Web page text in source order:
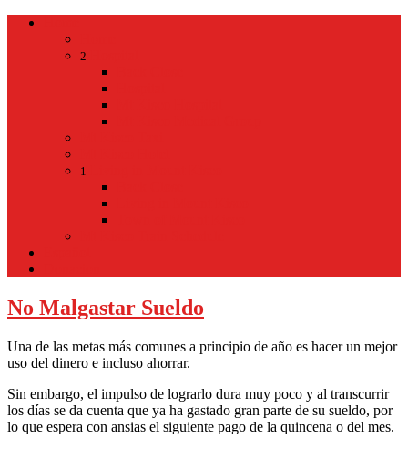
2
1
No Malgastar Sueldo
Una de las metas más comunes a principio de año es hacer un mejor
uso del dinero e incluso ahorrar.
Sin embargo, el impulso de lograrlo dura muy poco y al transcurrir
los días se da cuenta que ya ha gastado gran parte de su sueldo, por
lo que espera con ansias el siguiente pago de la quincena o del mes.